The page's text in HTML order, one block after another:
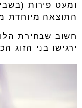
ומעט פירות
התוצאה מיוחדת
חשוב שבחירת
ירגישו בני הזוג